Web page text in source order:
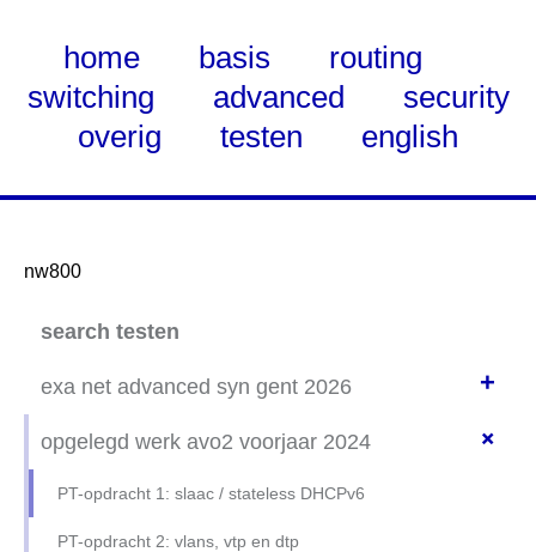
home basis
routing
switching
advanced
security
overig
testen english
nw800
search testen
+
exa net advanced syn gent 2026
(1) OSPF-routing + ip-helper 4 subnets
(2) ssh-via vlan-to-switch-n-router
(3) NAT-DNAT-from-scratch
+
opgelegd werk avo2 voorjaar 2024
PT-opdracht 1: slaac / stateless DHCPv6
PT-opdracht 2: vlans, vtp en dtp